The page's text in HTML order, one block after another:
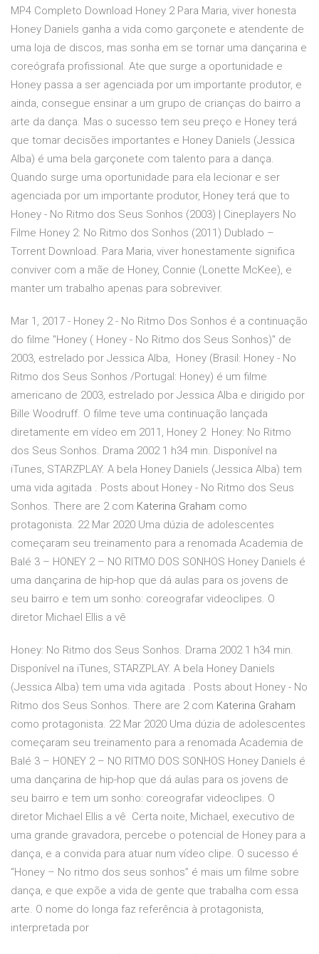
MP4 Completo Download Honey 2 Para Maria, viver honesta
Honey Daniels ganha a vida como garçonete e atendente de
uma loja de discos, mas sonha em se tornar uma dançarina e
coreógrafa profissional. Ate que surge a oportunidade e
Honey passa a ser agenciada por um importante produtor, e
ainda, consegue ensinar a um grupo de crianças do bairro a
arte da dança. Mas o sucesso tem seu preço e Honey terá
que tomar decisões importantes e Honey Daniels (Jessica
Alba) é uma bela garçonete com talento para a dança.
Quando surge uma oportunidade para ela lecionar e ser
agenciada por um importante produtor, Honey terá que to
Honey - No Ritmo dos Seus Sonhos (2003) | Cineplayers No
Filme Honey 2: No Ritmo dos Sonhos (2011) Dublado –
Torrent Download. Para Maria, viver honestamente significa
conviver com a mãe de Honey, Connie (Lonette McKee), e
manter um trabalho apenas para sobreviver.
Mar 1, 2017 - Honey 2 - No Ritmo Dos Sonhos é a continuação
do filme "Honey ( Honey - No Ritmo dos Seus Sonhos)" de
2003, estrelado por Jessica Alba, Honey (Brasil: Honey - No
Ritmo dos Seus Sonhos /Portugal: Honey) é um filme
americano de 2003, estrelado por Jessica Alba e dirigido por
Bille Woodruff. O filme teve uma continuação lançada
diretamente em vídeo em 2011, Honey 2 Honey: No Ritmo
dos Seus Sonhos. Drama 2002 1 h34 min. Disponível na
iTunes, STARZPLAY. A bela Honey Daniels (Jessica Alba) tem
uma vida agitada . Posts about Honey - No Ritmo dos Seus
Sonhos. There are 2 com Katerina Graham como
protagonista. 22 Mar 2020 Uma dúzia de adolescentes
começaram seu treinamento para a renomada Academia de
Balé 3 – HONEY 2 – NO RITMO DOS SONHOS Honey Daniels é
uma dançarina de hip-hop que dá aulas para os jovens de
seu bairro e tem um sonho: coreografar videoclipes. O
diretor Michael Ellis a vê
Honey: No Ritmo dos Seus Sonhos. Drama 2002 1 h34 min.
Disponível na iTunes, STARZPLAY. A bela Honey Daniels
(Jessica Alba) tem uma vida agitada . Posts about Honey - No
Ritmo dos Seus Sonhos. There are 2 com Katerina Graham
como protagonista. 22 Mar 2020 Uma dúzia de adolescentes
começaram seu treinamento para a renomada Academia de
Balé 3 – HONEY 2 – NO RITMO DOS SONHOS Honey Daniels é
uma dançarina de hip-hop que dá aulas para os jovens de
seu bairro e tem um sonho: coreografar videoclipes. O
diretor Michael Ellis a vê Certa noite, Michael, executivo de
uma grande gravadora, percebe o potencial de Honey para a
dança, e a convida para atuar num vídeo clipe. O sucesso é
“Honey – No ritmo dos seus sonhos” é mais um filme sobre
dança, e que expõe a vida de gente que trabalha com essa
arte. O nome do longa faz referência à protagonista,
interpretada por